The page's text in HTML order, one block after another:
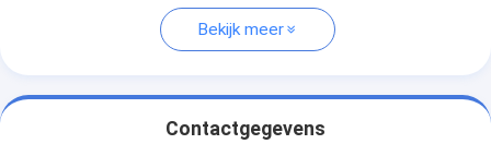
Bekijk meer
Contactgegevens